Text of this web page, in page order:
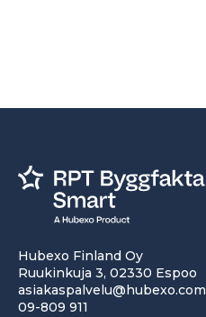
Hubexo Finland Oy
Ruukinkuja 3, 02330 Espoo
asiakaspalvelu@hubexo.com
09-809 911